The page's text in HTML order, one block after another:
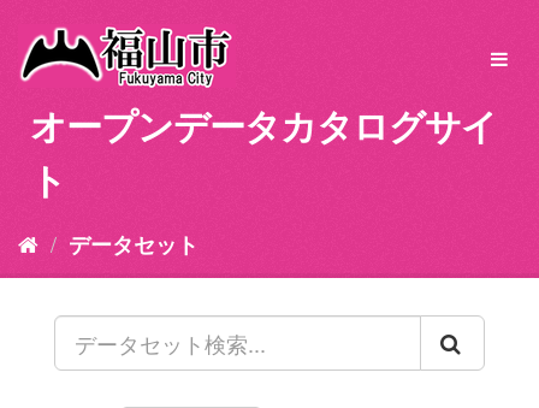
オープンデータカタログサイ
ト
データセット